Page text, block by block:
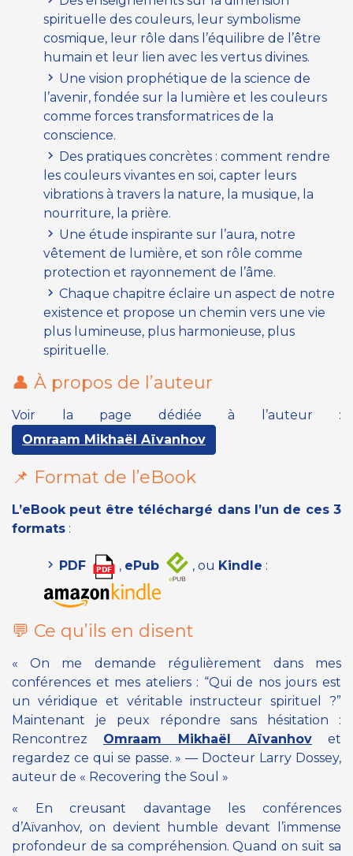
spirituelle des couleurs, leur symbolisme
cosmique, leur rôle dans l’équilibre de l’être
humain et leur lien avec les vertus divines.
Une vision prophétique de la science de
l’avenir, fondée sur la lumière et les couleurs
comme forces transformatrices de la
conscience.
Des pratiques concrètes : comment rendre
les couleurs vivantes en soi, capter leurs
vibrations à travers la nature, la musique, la
nourriture, la prière.
Une étude inspirante sur l’aura, notre
vêtement de lumière, et son rôle comme
protection et rayonnement de l’âme.
Chaque chapitre éclaire un aspect de notre
existence et propose un chemin vers une vie
plus lumineuse, plus harmonieuse, plus
spirituelle.
👤 À propos de l’auteur
Voir la page dédiée à l’auteur :
Omraam Mikhaël Aïvanhov
📌 Format de l’eBook
L’eBook peut être téléchargé dans l’un de ces 3
formats :
PDF , ePub , ou Kindle :
💬 Ce qu’ils en disent
« On me demande régulièrement dans mes
conférences et mes ateliers : “Qui de nos jours est
un véridique et véritable instructeur spirituel ?”
Maintenant je peux répondre sans hésitation :
Rencontrez Omraam Mikhaël Aïvanhov et
regardez ce qui se passe. » — Docteur Larry Dossey,
auteur de « Recovering the Soul »
« En creusant davantage les conférences
d’Aïvanhov, on devient humble devant l’immense
profondeur de sa compréhension. Quand on suit sa